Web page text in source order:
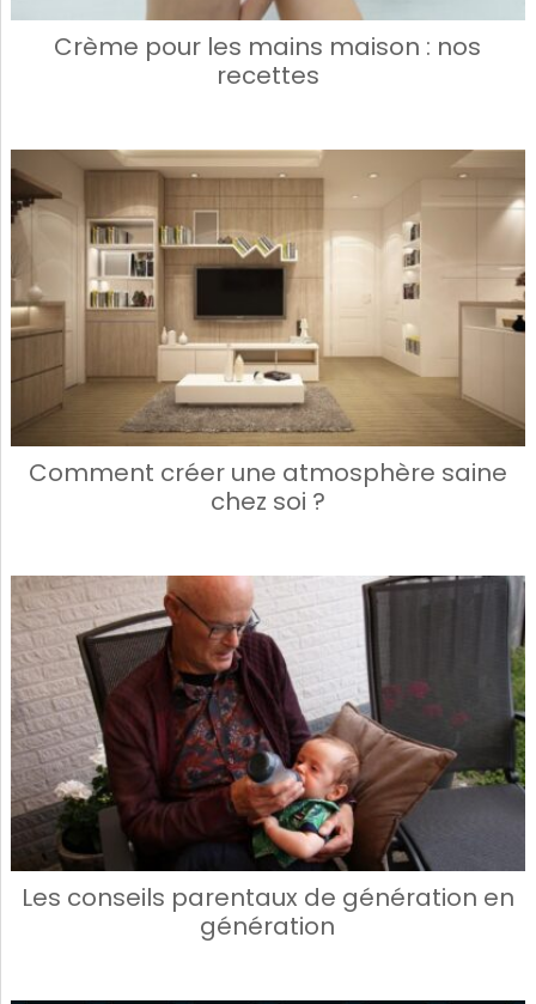
Crème pour les mains maison : nos
recettes
Comment créer une atmosphère saine
chez soi ?
Les conseils parentaux de génération en
génération